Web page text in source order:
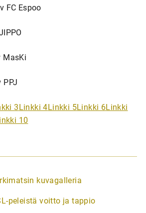
FC Espoo
MasKi
PPJ
3Linkki 4Linkki 5Linkki 6Linkki
10
kuvagalleria
peleistä voitto ja tappio